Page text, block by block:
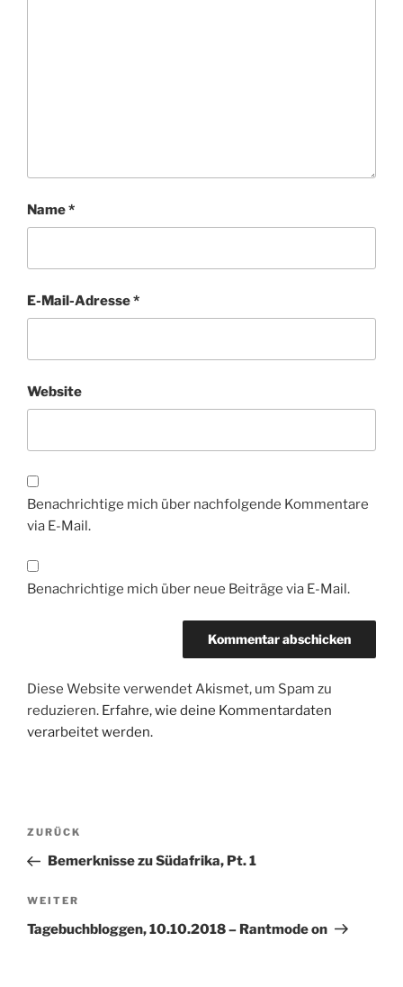
Name*
E-Mail-Adresse*
Website
Benachrichtige mich über nachfolgende Kommentare
via E-Mail.
Benachrichtige mich über neue Beiträge via E-Mail.
Diese Website verwendet Akismet, um Spam zu
reduzieren. Erfahre, wie deine Kommentardaten
verarbeitet werden.
Beitragsnavigation
Vorheriger
Beitrag
ZURÜCK
Bemerknisse zu Südafrika, Pt. 1
Nächster
Beitrag
WEITER
Tagebuchbloggen, 10.10.2018 – Rantmode on